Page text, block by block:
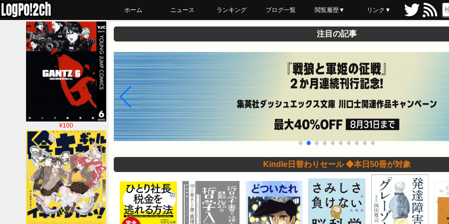
ホーム ニュース ランキング ブログ一覧 閲覧履歴▼
最近読んだ
あとで読む
ブックマーク
リンク▼
¥100
注目の記事
Kindle日替わりセール ◆本日50冊が対象